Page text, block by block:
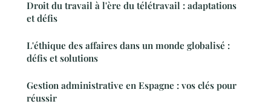
Droit du travail à l'ère du télétravail : adaptations
et défis
L'éthique des affaires dans un monde globalisé :
défis et solutions
Gestion administrative en Espagne : vos clés pour
réussir